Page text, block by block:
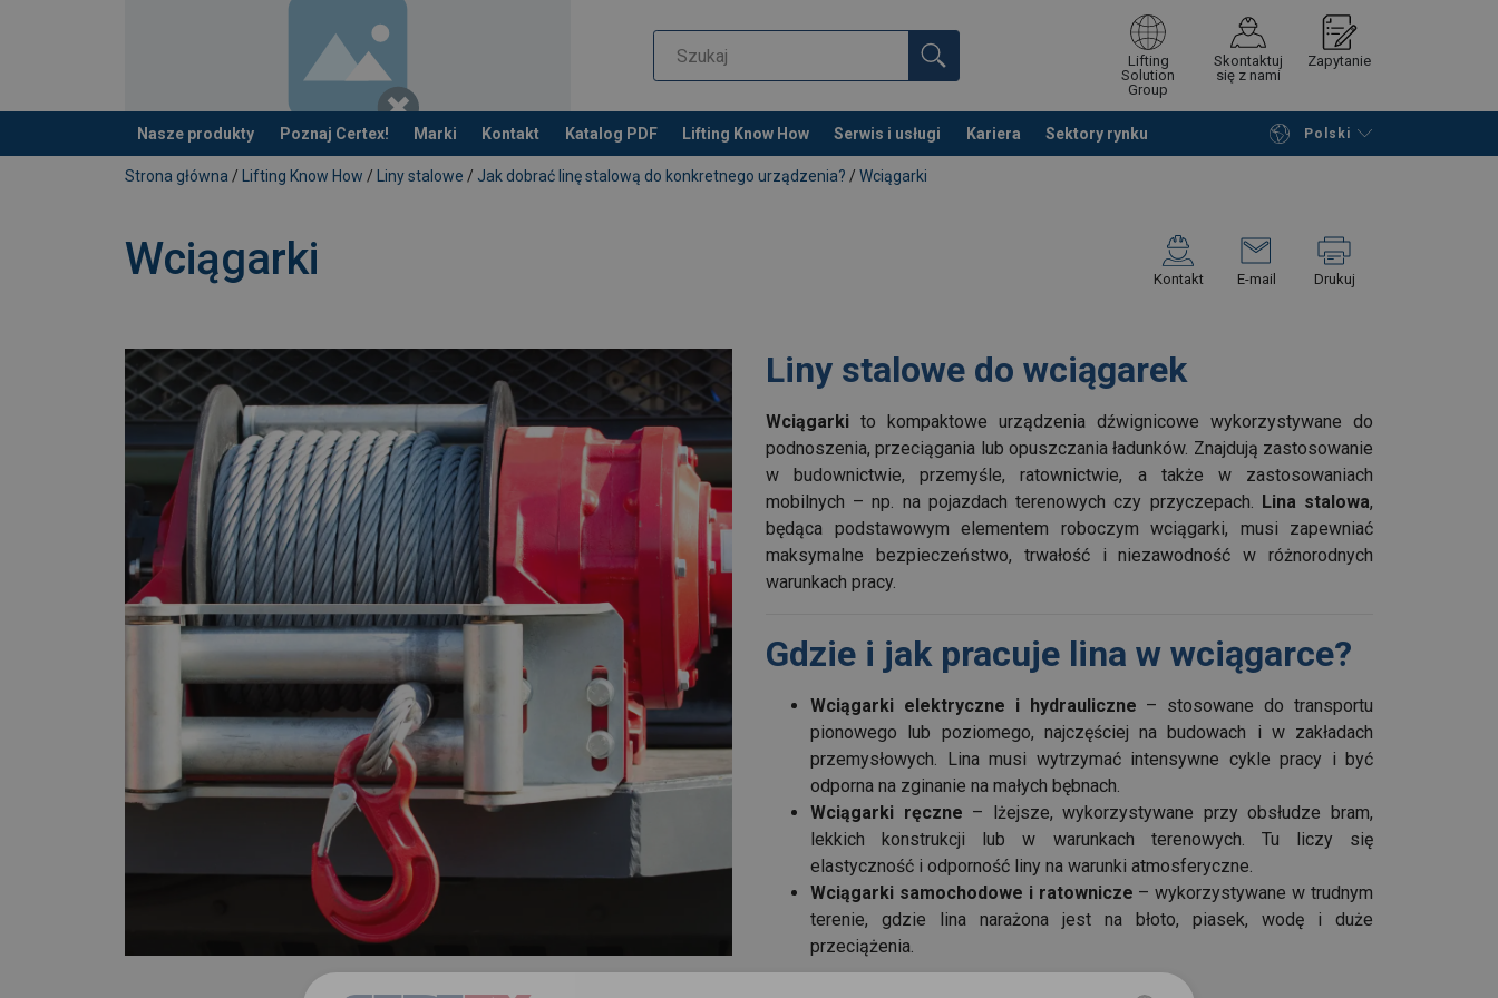
Lifting
Solution
Group
Skontaktuj
się z nami
Zapytanie
Nasze produkty Poznaj Certex! Marki Kontakt Katalog PDF Lifting Know How Serwis i usługi Kariera Sektory rynku Polski
Dodano do zapytania Przeglądaj katalog Podsumowanie
Strona główna / Lifting Know How / Liny stalowe / Jak dobrać linę stalową do konkretnego urządzenia? / Wciągarki
Wciągarki Kontakt E-mail Drukuj
Liny stalowe do wciągarek
Wciągarki to kompaktowe urządzenia dźwignicowe wykorzystywane do
podnoszenia, przeciągania lub opuszczania ładunków. Znajdują zastosowanie
w budownictwie, przemyśle, ratownictwie, a także w zastosowaniach
mobilnych – np. na pojazdach terenowych czy przyczepach. Lina stalowa,
będąca podstawowym elementem roboczym wciągarki, musi zapewniać
maksymalne bezpieczeństwo, trwałość i niezawodność w różnorodnych
warunkach pracy.
Gdzie i jak pracuje lina w wciągarce?
Wciągarki elektryczne i hydrauliczne – stosowane do transportu
pionowego lub poziomego, najczęściej na budowach i w zakładach
przemysłowych. Lina musi wytrzymać intensywne cykle pracy i być
odporna na zginanie na małych bębnach.
Wciągarki ręczne – lżejsze, wykorzystywane przy obsłudze bram,
lekkich konstrukcji lub w warunkach terenowych. Tu liczy się
elastyczność i odporność liny na warunki atmosferyczne.
Wciągarki samochodowe i ratownicze – wykorzystywane w trudnym
terenie, gdzie lina narażona jest na błoto, piasek, wodę i duże
przeciążenia.